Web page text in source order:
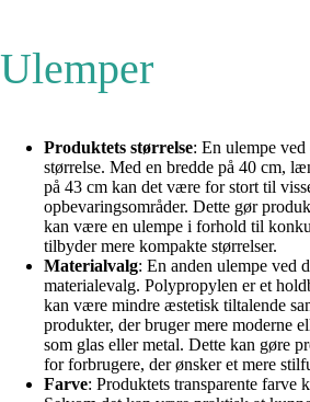
Ulemper
Produktets størrelse: En ulempe
størrelse. Med en bredde på 40 cm,
på 43 cm kan det være for stort til
opbevaringsområder. Dette gør
kan være en ulempe i forhold til
tilbyder mere kompakte størrelser.
Materialvalg: En anden ulempe ved
materialevalg. Polypropylen er et
kan være mindre æstetisk tiltalende
produkter, der bruger mere moderne
som glas eller metal. Dette kan gøre
for forbrugere, der ønsker et mere
Farve: Produktets transparente farve